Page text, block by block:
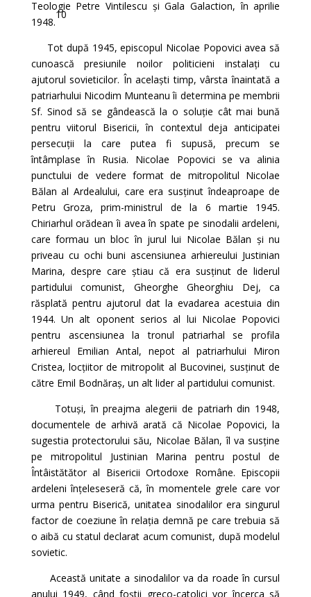
Teologie Petre Vintilescu și Gala Galaction, în aprilie
1948.
10
Tot după 1945, episcopul Nicolae Popovici avea să
cunoască presiunile noilor politicieni instalați cu
ajutorul sovieticilor. În acelaști timp, vârsta înaintată a
patriarhului Nicodim Munteanu îi determina pe membrii
Sf. Sinod să se gândească la o soluție cât mai bună
pentru viitorul Bisericii, în contextul deja anticipatei
persecuții la care putea fi supusă, precum se
întâmplase în Rusia. Nicolae Popovici se va alinia
punctului de vedere format de mitropolitul Nicolae
Bălan al Ardealului, care era susținut îndeaproape de
Petru Groza, prim-ministrul de la 6 martie 1945.
Chiriarhul orădean îi avea în spate pe sinodalii ardeleni,
care formau un bloc în jurul lui Nicolae Bălan și nu
priveau cu ochi buni ascensiunea arhiereului Justinian
Marina, despre care știau că era susținut de liderul
partidului comunist, Gheorghe Gheorghiu Dej, ca
răsplată pentru ajutorul dat la evadarea acestuia din
1944. Un alt oponent serios al lui Nicolae Popovici
pentru ascensiunea la tronul patriarhal se profila
arhiereul Emilian Antal, nepot al patriarhului Miron
Cristea, locțiitor de mitropolit al Bucovinei, susținut de
către Emil Bodnăraș, un alt lider al partidului comunist.
Totuși, în preajma alegerii de patriarh din 1948,
documentele de arhivă arată că Nicolae Popovici, la
sugestia protectorului său, Nicolae Bălan, îl va susține
pe mitropolitul Justinian Marina pentru postul de
Întâistătător al Bisericii Ortodoxe Române. Episcopii
ardeleni înțeleseseră că, în momentele grele care vor
urma pentru Biserică, unitatea sinodalilor era singurul
factor de coeziune în relația demnă pe care trebuia să
o aibă cu statul declarat acum comunist, după modelul
sovietic.
Această unitate a sinodalilor va da roade în cursul
anului 1949, când foștii greco-catolici vor încerca să